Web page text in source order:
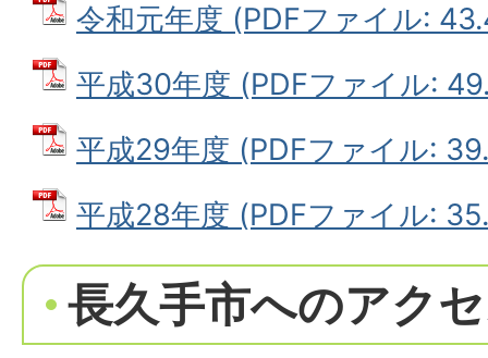
令和元年度 (PDFファイル:
平成30年度 (PDFファイル:
平成29年度 (PDFファイル:
平成28年度 (PDFファイル:
長久手市へのアク